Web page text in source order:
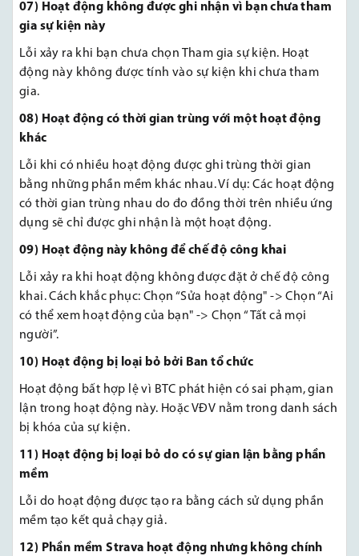
07) Hoạt động không được ghi nhận vì bạn chưa tham
gia sự kiện này
Lỗi xảy ra khi bạn chưa chọn Tham gia sự kiện. Hoạt
động này không được tính vào sự kiện khi chưa tham
gia.
08) Hoạt động có thời gian trùng với một hoạt động
khác
Lỗi khi có nhiều hoạt động được ghi trùng thời gian
bằng những phần mềm khác nhau. Ví dụ: Các hoạt động
có thời gian trùng nhau do đo đồng thời trên nhiều ứng
dụng sẽ chỉ được ghi nhận là một hoạt động.
09) Hoạt động này không để chế độ công khai
Lỗi xảy ra khi hoạt động không được đặt ở chế độ công
khai. Cách khắc phục: Chọn “Sửa hoạt động" -> Chọn “Ai
có thể xem hoạt động của bạn" -> Chọn “Tất cả mọi
người”.
10) Hoạt động bị loại bỏ bởi Ban tổ chức
Hoạt động bất hợp lệ vì BTC phát hiện có sai phạm, gian
lận trong hoạt động này. Hoặc VĐV nằm trong danh sách
bị khóa của sự kiện.
11) Hoạt động bị loại bỏ do có sự gian lận bằng phần
mềm
Lỗi do hoạt động được tạo ra bằng cách sử dụng phần
mềm tạo kết quả chạy giả.
12) Phần mềm Strava hoạt động nhưng không chính